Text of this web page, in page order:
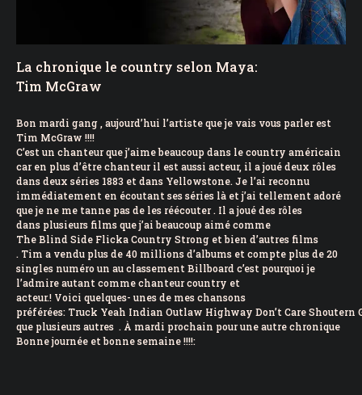
La chronique le country selon Maya:
Tim McGraw
Bon mardi gang , aujourd’hui l’artiste que je vais vous parler est
Tim McGraw !!!!
C’est un chanteur que j’aime beaucoup dans le country américain
car en plus d’être chanteur il est aussi acteur, il a joué deux rôles
dans deux séries 1883 et dans Yellowstone. Je l’ai reconnu
immédiatement en écoutant ses séries là et j’ai tellement adoré
que je ne me tanne pas de les réécouter . Il a joué des rôles
dans plusieurs films que j’ai beaucoup aimé comme
The Blind Side Flicka Country Strong et bien d’autres films
. Tim a vendu plus de 40 millions d’albums et compte plus de 20
singles numéro un au classement Billboard c’est pourquoi je
l’admire autant comme chanteur country et
acteur.! Voici quelques- unes de mes chansons
préférées: Truck Yeah Indian Outlaw Highway Don’t Care
que plusieurs autres . À mardi prochain pour une autre chronique
Bonne journée et bonne semaine !!!!: